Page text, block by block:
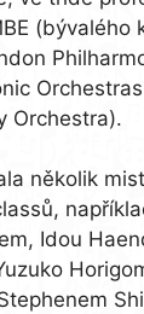
(bývalého
Orchestra).
několik
Idou